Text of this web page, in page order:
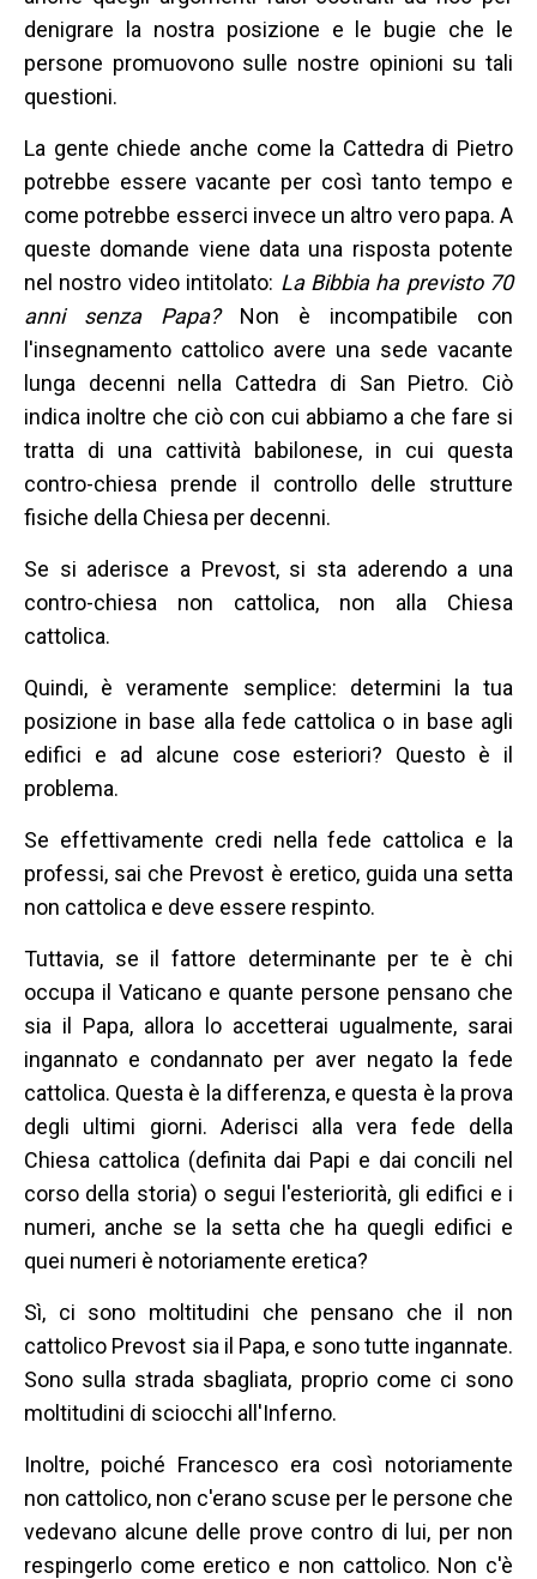
denigrare la nostra posizione e le bugie che le
persone promuovono sulle nostre opinioni su tali
questioni.
La gente chiede anche come la Cattedra di Pietro
potrebbe essere vacante per così tanto tempo e
come potrebbe esserci invece un altro vero papa. A
queste domande viene data una risposta potente
nel nostro video intitolato: La Bibbia ha previsto 70
anni senza Papa? Non è incompatibile con
l'insegnamento cattolico avere una sede vacante
lunga decenni nella Cattedra di San Pietro. Ciò
indica inoltre che ciò con cui abbiamo a che fare si
tratta di una cattività babilonese, in cui questa
contro-chiesa prende il controllo delle strutture
fisiche della Chiesa per decenni.
Se si aderisce a Prevost, si sta aderendo a una
contro-chiesa non cattolica, non alla Chiesa
cattolica.
Quindi, è veramente semplice: determini la tua
posizione in base alla fede cattolica o in base agli
edifici e ad alcune cose esteriori? Questo è il
problema.
Se effettivamente credi nella fede cattolica e la
professi, sai che Prevost è eretico, guida una setta
non cattolica e deve essere respinto.
Tuttavia, se il fattore determinante per te è chi
occupa il Vaticano e quante persone pensano che
sia il Papa, allora lo accetterai ugualmente, sarai
ingannato e condannato per aver negato la fede
cattolica. Questa è la differenza, e questa è la prova
degli ultimi giorni. Aderisci alla vera fede della
Chiesa cattolica (definita dai Papi e dai concili nel
corso della storia) o segui l'esteriorità, gli edifici e i
numeri, anche se la setta che ha quegli edifici e
quei numeri è notoriamente eretica?
Sì, ci sono moltitudini che pensano che il non
cattolico Prevost sia il Papa, e sono tutte ingannate.
Sono sulla strada sbagliata, proprio come ci sono
moltitudini di sciocchi all'Inferno.
Inoltre, poiché Francesco era così notoriamente
non cattolico, non c'erano scuse per le persone che
vedevano alcune delle prove contro di lui, per non
respingerlo come eretico e non cattolico. Non c'è